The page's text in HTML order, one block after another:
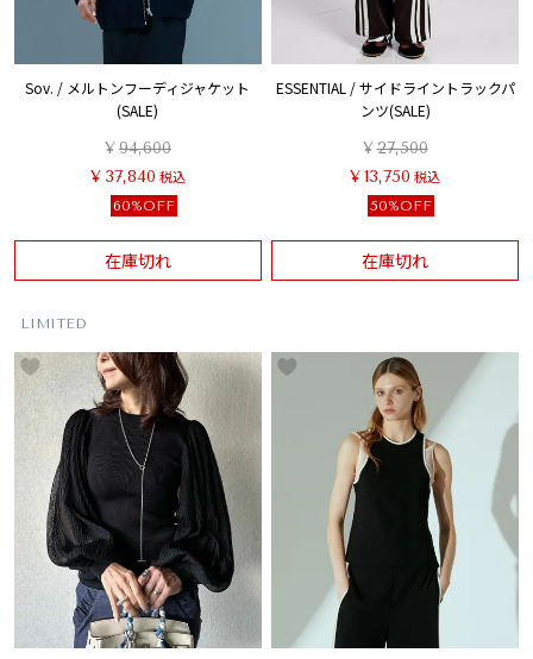
Sov. / メルトンフーディジャケット
(SALE)
¥94,600
¥ 37,840 税込
60%OFF
在庫切れ
ESSENTIAL / サイドライントラックパ
ンツ(SALE)
¥27,500
¥13,750 税込
50%OFF
在庫切れ
LIMITED